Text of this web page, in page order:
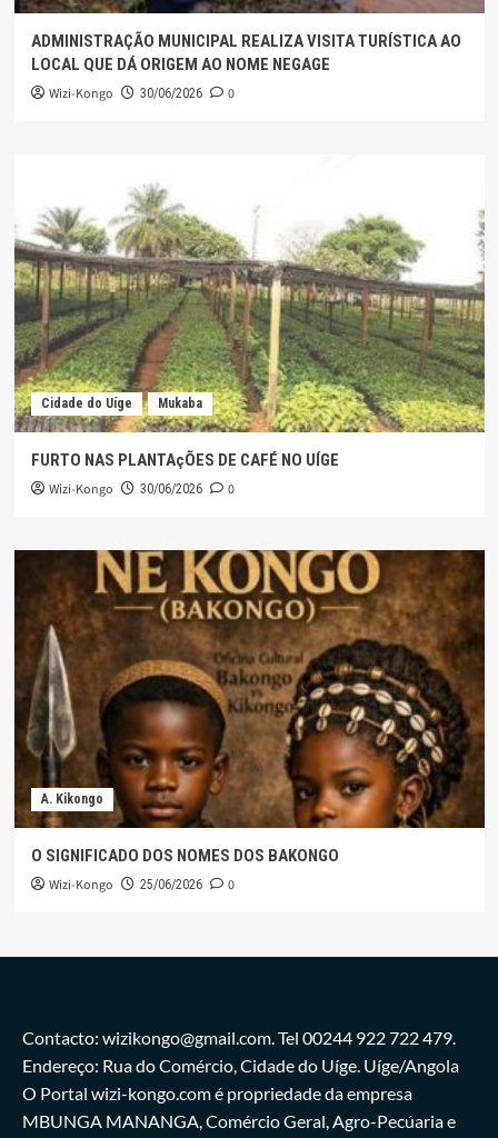
ADMINISTRAÇÃO MUNICIPAL REALIZA VISITA TURÍSTICA AO
LOCAL QUE DÁ ORIGEM AO NOME NEGAGE
Wizi-Kongo 30/06/2026 0
Cidade do Uíge Mukaba
FURTO NAS PLANTAçÕES DE CAFÉ NO UÍGE
Wizi-Kongo 30/06/2026 0
A. Kikongo
O SIGNIFICADO DOS NOMES DOS BAKONGO
Wizi-Kongo 25/06/2026 0
Contacto: wizikongo@gmail.com. Tel 00244 922 722 479.
Endereço: Rua do Comércio, Cidade do Uíge. Uíge/Angola
O Portal wizi-kongo.com é propriedade da empresa
MBUNGA MANANGA, Comércio Geral, Agro-Pecúaria e